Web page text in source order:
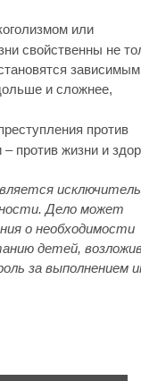
или
свойственны не
и сложнее,
против
против жизни и
Дело может
о необходимости
детей,
за выполнением